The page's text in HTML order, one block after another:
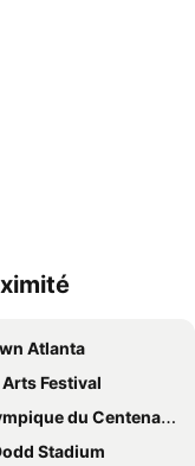
Atlanta
Festival
du Centenaire
Stadium